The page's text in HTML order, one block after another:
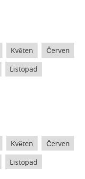
Květen Červen
Listopad
Květen Červen
Listopad